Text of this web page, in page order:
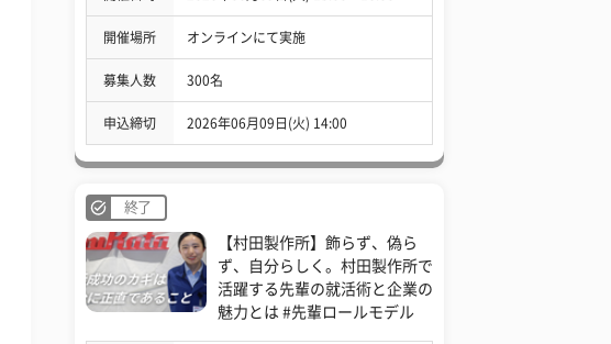
開催場所 オンラインにて実施
募集人数 300名
申込締切 2026年06月09日(火) 14:00
終了
【村田製作所】飾らず、偽ら
ず、自分らしく。村田製作所で
活躍する先輩の就活術と企業の
魅力とは #先輩ロールモデル